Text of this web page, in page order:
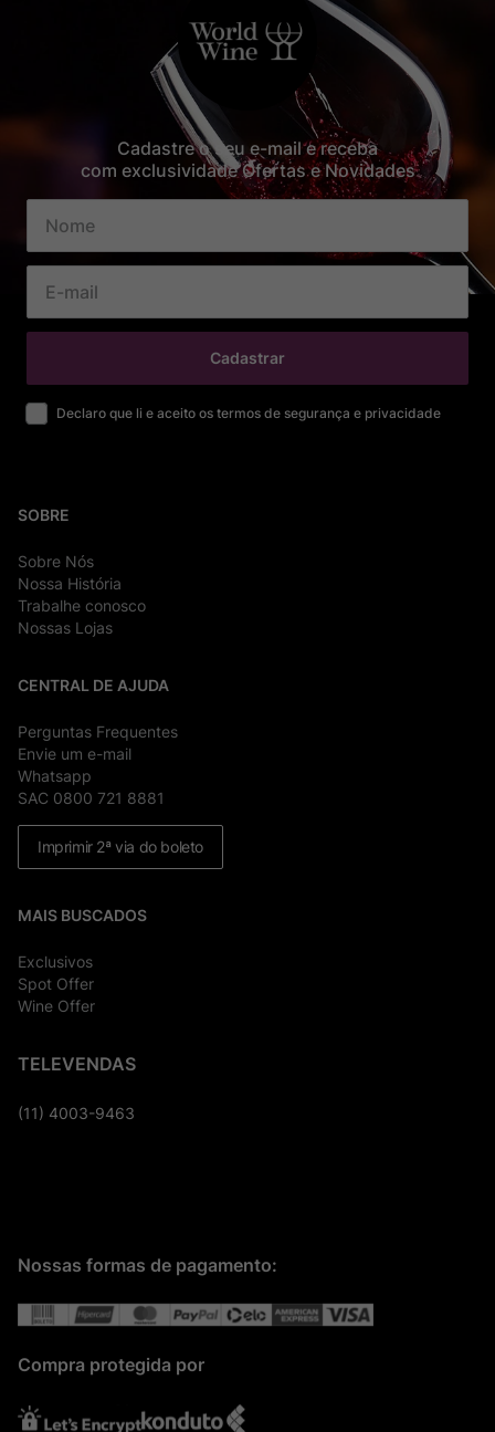
Cadastre o seu e-mail e receba
com exclusividade Ofertas e Novidades
Cadastrar
Declaro que li e aceito os termos de segurança e privacidade
SOBRE
Sobre Nós
Nossa História
Trabalhe conosco
Nossas Lojas
CENTRAL DE AJUDA
Perguntas Frequentes
Envie um e-mail
Whatsapp
SAC 0800 721 8881
Imprimir 2ª via do boleto
MAIS BUSCADOS
Exclusivos
Spot Offer
Wine Offer
TELEVENDAS
(11) 4003-9463
Nossas formas de pagamento:
Compra protegida por